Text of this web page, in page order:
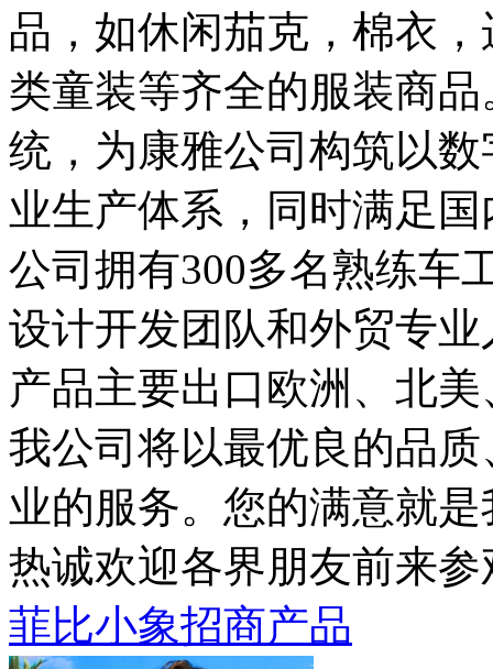
品，如休闲茄克，棉衣
类童装等齐全的服装商
统，为康雅公司构筑以
业生产体系，同时满足
公司拥有300多名熟练车
设计开发团队和外贸专
产品主要出口欧洲、北
我公司将以最优良的品
业的服务。您的满意就
热诚欢迎各界朋友前来
菲比小象招商产品